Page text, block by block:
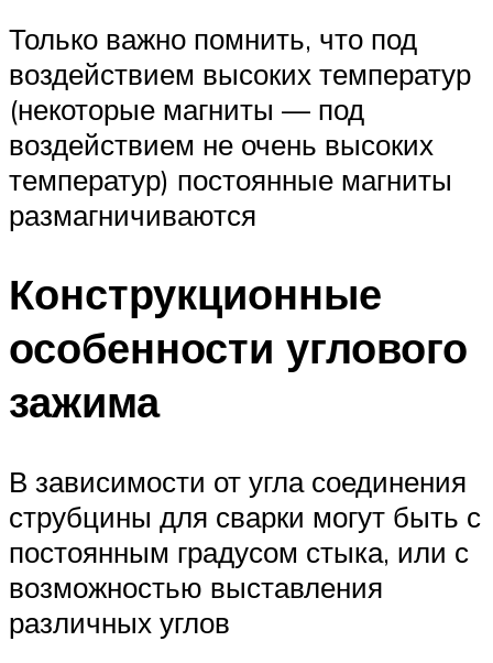
Только важно помнить, что под
воздействием высоких температур
(некоторые магниты — под
воздействием не очень высоких
температур) постоянные магниты
размагничиваются
Конструкционные
особенности углового
зажима
В зависимости от угла соединения
струбцины для сварки могут быть с
постоянным градусом стыка, или с
возможностью выставления
различных углов